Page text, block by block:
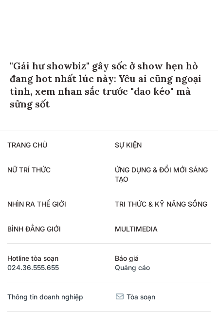
"Gái hư showbiz" gây sốc ở show hẹn hò
đang hot nhất lúc này: Yêu ai cũng ngoại
tình, xem nhan sắc trước "dao kéo" mà
sửng sốt
TRANG CHỦ SỰ KIỆN
NỮ TRÍ THỨC
ỨNG DỤNG & ĐỔI MỚI SÁNG
TẠO
NHÌN RA THẾ GIỚI TRI THỨC & KỸ NĂNG SỐNG
BÌNH ĐẲNG GIỚI MULTIMEDIA
Hotline tòa soạn
024.36.555.655
Báo giá
Quảng cáo
Thông tin doanh nghiệp Tòa soạn